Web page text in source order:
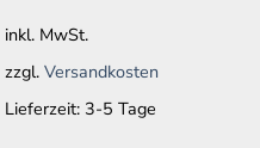
Optionen
können
auf
der
inkl. MwSt.
zzgl. Versandkosten
Lieferzeit: 3-5 Tage